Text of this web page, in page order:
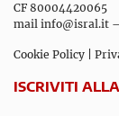
CF 80004420065
mail info@isral.it –
Cookie Policy
ISCRIVITI